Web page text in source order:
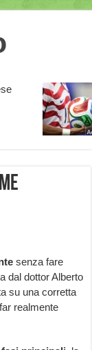
senza fare
dal dottor Alberto
su una corretta
realmente